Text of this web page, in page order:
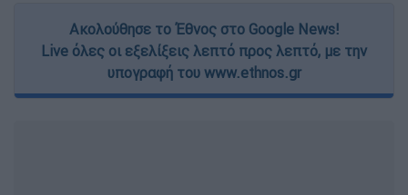
Ακολούθησε το Έθνος στο Google News!
Live όλες οι εξελίξεις λεπτό προς λεπτό, με την
υπογραφή του www.ethnos.gr